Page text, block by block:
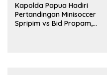
Kapolda Papua Hadiri
Pertandingan Minisoccer
Spripim vs Bid Propam,